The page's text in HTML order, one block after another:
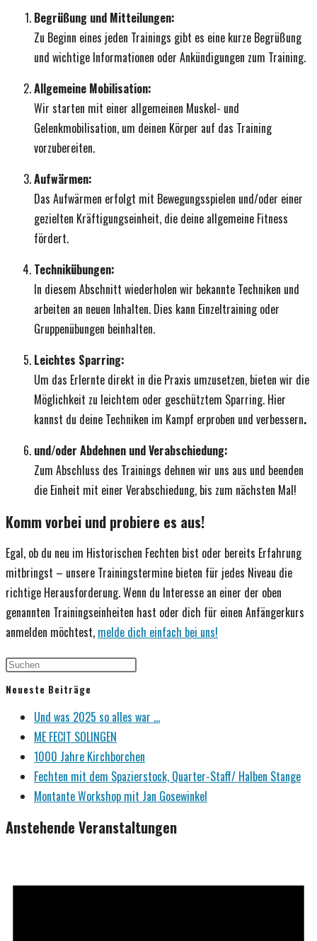
Begrüßung und Mitteilungen:
Zu Beginn eines jeden Trainings gibt es eine kurze Begrüßung
und wichtige Informationen oder Ankündigungen zum Training.
Allgemeine Mobilisation:
Wir starten mit einer allgemeinen Muskel- und
Gelenkmobilisation, um deinen Körper auf das Training
vorzubereiten.
Aufwärmen:
Das Aufwärmen erfolgt mit Bewegungsspielen und/oder einer
gezielten Kräftigungseinheit, die deine allgemeine Fitness
fördert.
Technikübungen:
In diesem Abschnitt wiederholen wir bekannte Techniken und
arbeiten an neuen Inhalten. Dies kann Einzeltraining oder
Gruppenübungen beinhalten.
Leichtes Sparring:
Um das Erlernte direkt in die Praxis umzusetzen, bieten wir die
Möglichkeit zu leichtem oder geschütztem Sparring. Hier
kannst du deine Techniken im Kampf erproben und verbessern.
und/oder Abdehnen und Verabschiedung:
Zum Abschluss des Trainings dehnen wir uns aus und beenden
die Einheit mit einer Verabschiedung, bis zum nächsten Mal!
Komm vorbei und probiere es aus!
Egal, ob du neu im Historischen Fechten bist oder bereits Erfahrung
mitbringst – unsere Trainingstermine bieten für jedes Niveau die
richtige Herausforderung. Wenn du Interesse an einer der oben
genannten Trainingseinheiten hast oder dich für einen Anfängerkurs
anmelden möchtest, melde dich einfach bei uns!
Neueste Beiträge
Und was 2025 so alles war …
ME FECIT SOLINGEN
1000 Jahre Kirchborchen
Fechten mit dem Spazierstock, Quarter-Staff/ Halben Stange
Montante Workshop mit Jan Gosewinkel
Anstehende Veranstaltungen